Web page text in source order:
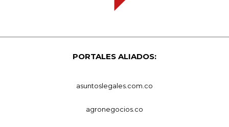
PORTALES ALIADOS:
asuntoslegales.com.co
agronegocios.co